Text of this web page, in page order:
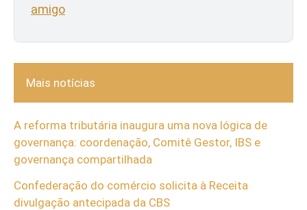
amigo
Mais notícias
A reforma tributária inaugura uma nova lógica de
governança: coordenação, Comitê Gestor, IBS e
governança compartilhada
Confederação do comércio solicita à Receita
divulgação antecipada da CBS